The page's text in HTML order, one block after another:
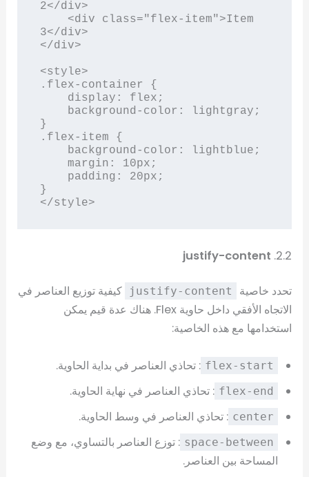
2</div>
3</div>
</div>
<style>
.flex-container {
}
.flex-item {
}
</style>
2.2.
justify-content
تحدد خاصية justify-content
كيفية توزيع العناصر في
الاتجاه الأفقي داخل حاوية Flex. هناك عدة قيم يمكن
استخدامها مع هذه الخاصية:
flex-start : تحاذي العناصر في بداية الحاوية.
flex-end : تحاذي العناصر في نهاية الحاوية.
center : تحاذي العناصر في وسط الحاوية.
space-between : توزع العناصر بالتساوي، مع وضع
المساحة بين العناصر.